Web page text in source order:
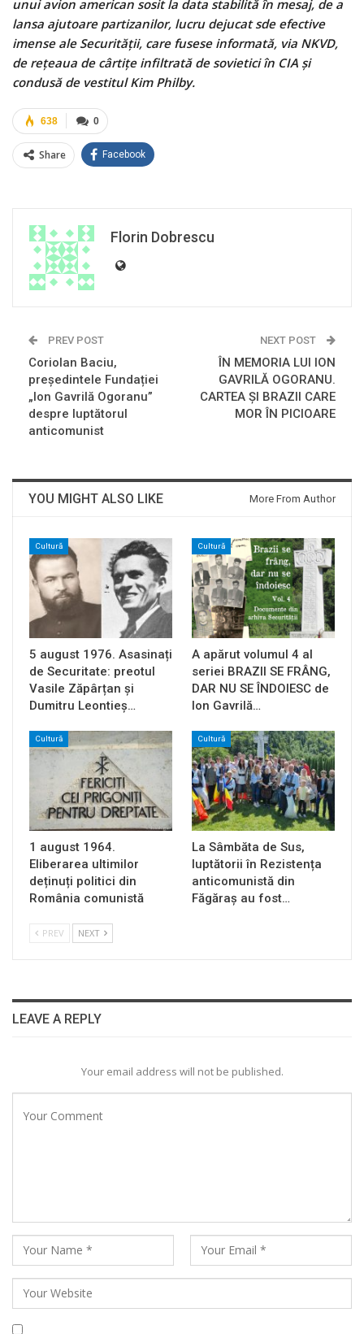
unui avion american sosit la data stabilită în mesaj, de a
lansa ajutoare partizanilor, lucru dejucat sde efective
imense ale Securității, care fusese informată, via NKVD,
de rețeaua de cârtițe infiltrată de sovietici în CIA și
condusă de vestitul Kim Philby.
0
638
Share Facebook
Florin Dobrescu
PREV POST
Coriolan Baciu,
președintele Fundației
„Ion Gavrilă Ogoranu”
despre luptătorul
anticomunist
NEXT POST
ÎN MEMORIA LUI ION
GAVRILĂ OGORANU.
CARTEA ŞI BRAZII CARE
MOR ÎN PICIOARE
YOU MIGHT ALSO LIKE More From Author
Cultură
5 august 1976. Asasinați
de Securitate: preotul
Vasile Zăpârțan și
Dumitru Leontieș…
Cultură
A apărut volumul 4 al
seriei BRAZII SE FRÂNG,
DAR NU SE ÎNDOIESC de
Ion Gavrilă…
Cultură
1 august 1964.
Eliberarea ultimilor
deținuți politici din
România comunistă
Cultură
La Sâmbăta de Sus,
luptătorii în Rezistența
anticomunistă din
Făgăraș au fost…
PREV NEXT
LEAVE A REPLY
Your email address will not be published.